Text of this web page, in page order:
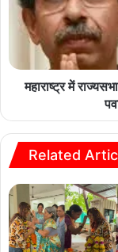
महाराष्ट्र में
Related